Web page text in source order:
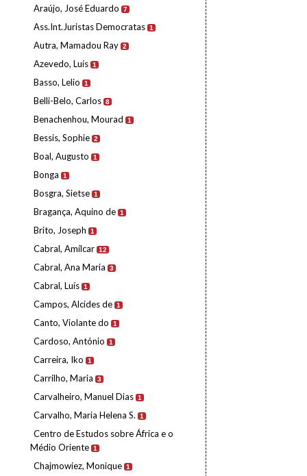
Araújo, José Eduardo 7
Ass.Int.Juristas Democratas 1
Autra, Mamadou Ray 2
Azevedo, Luís 1
Basso, Lelio 1
Belli-Belo, Carlos 8
Benachenhou, Mourad 1
Bessis, Sophie 2
Boal, Augusto 1
Bonga 1
Bosgra, Sietse 1
Bragança, Aquino de 1
Brito, Joseph 1
Cabral, Amílcar 12
Cabral, Ana Maria 3
Cabral, Luís 1
Campos, Alcides de 1
Canto, Violante do 1
Cardoso, António 1
Carreira, Iko 1
Carrilho, Maria 3
Carvalheiro, Manuel Dias 1
Carvalho, Maria Helena S. 1
Centro de Estudos sobre África e o
Médio Oriente 1
Chajmowiez, Monique 1